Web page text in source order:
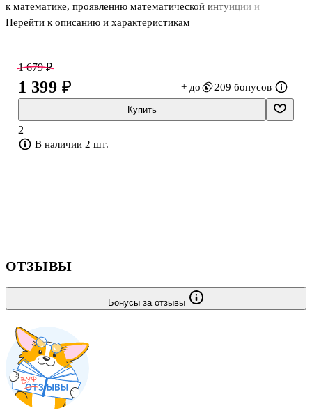
к математике, проявлению математической интуиции и
творчества, формированию навыков самостоятельной учебной
математическим олимпиадам и конкурсам.
Перейти к описанию и характеристикам
1 679 ₽
1 399 ₽ + до 209 бонусов
Купить
2
В наличии 2 шт.
ОТЗЫВЫ
Бонусы за отзывы